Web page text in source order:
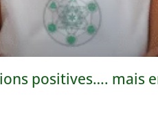
positives…. mais